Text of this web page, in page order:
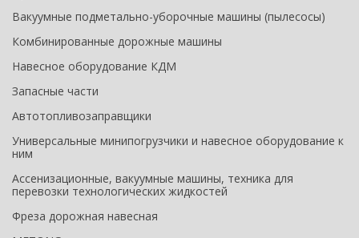
Вакуумные подметально-уборочные машины (пылесосы)
Комбинированные дорожные машины
Навесное оборудование КДМ
Запасные части
Автотопливозаправщики
Универсальные минипогрузчики и навесное оборудование к
ним
Ассенизационные, вакуумные машины, техника для
перевозки технологических жидкостей
Фреза дорожная навесная